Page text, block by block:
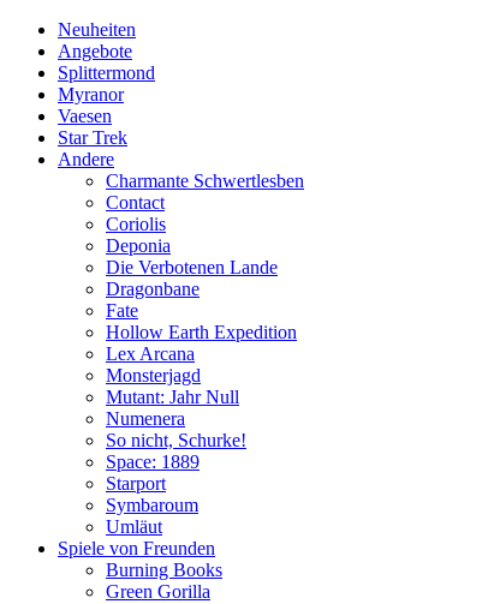
Neuheiten
Angebote
Splittermond
Myranor
Vaesen
Star Trek
Andere
Charmante Schwertlesben
Contact
Coriolis
Deponia
Die Verbotenen Lande
Dragonbane
Fate
Hollow Earth Expedition
Lex Arcana
Monsterjagd
Mutant: Jahr Null
Numenera
So nicht, Schurke!
Space: 1889
Starport
Symbaroum
Umläut
Spiele von Freunden
Burning Books
Green Gorilla